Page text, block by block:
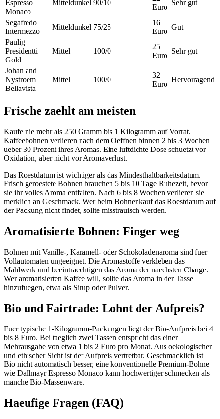
Espresso
Monaco
Mitteldunkel 90/10
Euro
Sehr gut
Segafredo
Intermezzo
Mitteldunkel 75/25
16
Euro
Gut
Paulig
Presidentti
Gold
Mittel 100/0
25
Euro
Sehr gut
Johan and
Nystroem
Bellavista
Mittel 100/0
32
Euro
Hervorragend
Frische zaehlt am meisten
Kaufe nie mehr als 250 Gramm bis 1 Kilogramm auf Vorrat.
Kaffeebohnen verlieren nach dem Oeffnen binnen 2 bis 3 Wochen
ueber 30 Prozent ihres Aromas. Eine luftdichte Dose schuetzt vor
Oxidation, aber nicht vor Aromaverlust.
Das Roestdatum ist wichtiger als das Mindesthaltbarkeitsdatum.
Frisch geroestete Bohnen brauchen 5 bis 10 Tage Ruhezeit, bevor
sie ihr volles Aroma entfalten. Nach 6 bis 8 Wochen verlieren sie
merklich an Geschmack. Wer beim Bohnenkauf das Roestdatum auf
der Packung nicht findet, sollte misstrauisch werden.
Aromatisierte Bohnen: Finger weg
Bohnen mit Vanille-, Karamell- oder Schokoladenaroma sind fuer
Vollautomaten ungeeignet. Die Aromastoffe verkleben das
Mahlwerk und beeintraechtigen das Aroma der naechsten Charge.
Wer aromatisierten Kaffee will, sollte das Aroma in der Tasse
hinzufuegen, etwa als Sirup oder Pulver.
Bio und Fairtrade: Lohnt der Aufpreis?
Fuer typische 1-Kilogramm-Packungen liegt der Bio-Aufpreis bei 4
bis 8 Euro. Bei taeglich zwei Tassen entspricht das einer
Mehrausgabe von etwa 1 bis 2 Euro pro Monat. Aus oekologischer
und ethischer Sicht ist der Aufpreis vertretbar. Geschmacklich ist
Bio nicht automatisch besser, eine konventionelle Premium-Bohne
wie Dallmayr Espresso Monaco kann hochwertiger schmecken als
manche Bio-Massenware.
Haeufige Fragen (FAQ)